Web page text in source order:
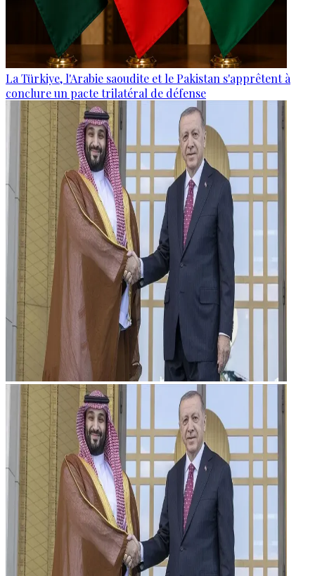
La Türkiye, l'Arabie saoudite et le Pakistan s'apprêtent à
conclure un pacte trilatéral de défense